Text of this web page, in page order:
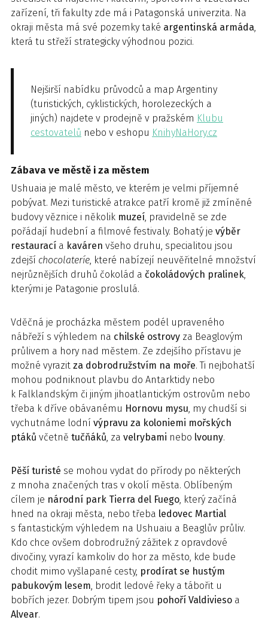
zařízení, tři fakulty zde má i Patagonská univerzita. Na
okraji města má své pozemky také argentinská armáda,
která tu střeží strategicky výhodnou pozici.
Nejširší nabídku průvodců a map Argentiny
(turistických, cyklistických, horolezeckých a
jiných) najdete v prodejně v pražském Klubu
cestovatelů nebo v eshopu KnihyNaHory.cz
Zábava ve městě i za městem
Ushuaia je malé město, ve kterém je velmi příjemné
pobývat. Mezi turistické atrakce patří kromě již zmíněné
budovy věznice i několik muzeí, pravidelně se zde
pořádají hudební a filmové festivaly. Bohatý je výběr
restaurací a kaváren všeho druhu, specialitou jsou
zdejší chocolateríe, které nabízejí neuvěřitelné množství
nejrůznějších druhů čokolád a čokoládových pralinek,
kterými je Patagonie proslulá.
Vděčná je procházka městem podél upraveného
nábřeží s výhledem na chilské ostrovy za Beaglovým
průlivem a hory nad městem. Ze zdejšího přístavu je
možné vyrazit za dobrodružstvím na moře. Ti nejbohatší
mohou podniknout plavbu do Antarktidy nebo
k Falklandským či jiným jihoatlantickým ostrovům nebo
třeba k dříve obávanému Hornovu mysu, my chudší si
vychutnáme lodní výpravu za koloniemi mořských
ptáků včetně tučňáků, za velrybami nebo lvouny.
Pěší turisté se mohou vydat do přírody po některých
z mnoha značených tras v okolí města. Oblíbeným
cílem je národní park Tierra del Fuego, který začíná
hned na okraji města, nebo třeba ledovec Martial
s fantastickým výhledem na Ushuaiu a Beaglův průliv.
Kdo chce ovšem dobrodružný zážitek z opravdové
divočiny, vyrazí kamkoliv do hor za město, kde bude
chodit mimo vyšlapané cesty, prodírat se hustým
pabukovým lesem, brodit ledové řeky a tábořit u
bobřích jezer. Dobrým tipem jsou pohoří Valdivieso a
Alvear.